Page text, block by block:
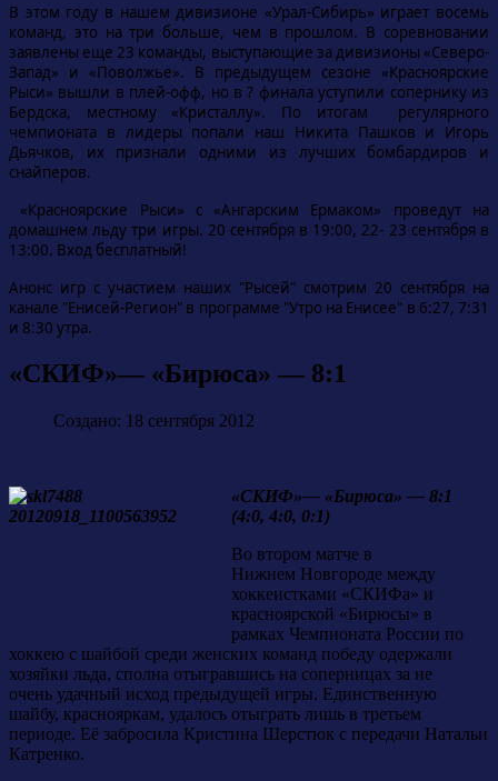
В этом году в нашем дивизионе «Урал-Сибирь» играет восемь
команд, это на три больше, чем в прошлом. В соревновании
заявлены еще 23 команды, выступающие за дивизионы «Северо-
Запад» и «Поволжье». В предыдущем сезоне «Красноярские
Рыси» вышли в плей-офф, но в ? финала уступили сопернику из
Бердска, местному «Кристаллу». По итогам регулярного
чемпионата в лидеры попали наш Никита Пашков и Игорь
Дьячков, их признали одними из лучших бомбардиров и
снайперов.
«Красноярские Рыси» с «Ангарским Ермаком» проведут на
домашнем льду три игры. 20 сентября в 19:00, 22- 23 сентября в
13:00. Вход бесплатный!
Анонс игр с участием наших "Рысей" смотрим 20 сентября на
канале "Енисей-Регион" в программе "Утро на Енисее" в 6:27, 7:31
и 8:30 утра.
«СКИФ»— «Бирюса» — 8:1
Создано: 18 сентября 2012
«СКИФ»— «Бирюса» — 8:1
(4:0, 4:0, 0:1)
Во втором матче в
Нижнем Новгороде между
хоккеистками «СКИФа» и
красноярской «Бирюсы» в
рамках Чемпионата России по
хоккею с шайбой среди женских команд победу одержали
хозяйки льда, сполна отыгравшись на соперницах за не
очень удачный исход предыдущей игры. Единственную
шайбу, краснояркам, удалось отыграть лишь в третьем
периоде. Её забросила Кристина Шерстюк с передачи Натальи
Катренко.